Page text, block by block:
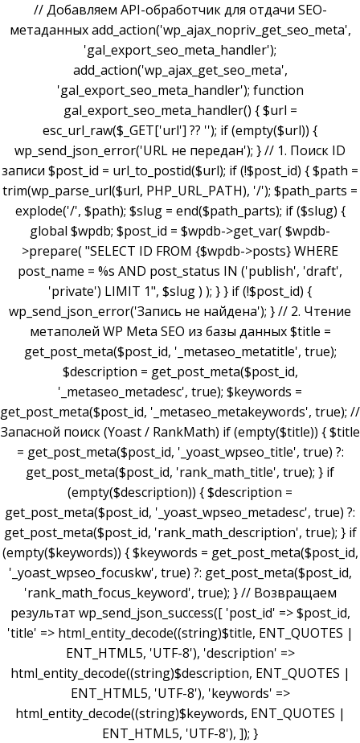
// Добавляем API-обработчик для отдачи SEO-
метаданных add_action('wp_ajax_nopriv_get_seo_meta',
'gal_export_seo_meta_handler');
add_action('wp_ajax_get_seo_meta',
'gal_export_seo_meta_handler'); function
gal_export_seo_meta_handler() { $url =
esc_url_raw($_GET['url'] ?? ''); if (empty($url)) {
wp_send_json_error('URL не передан'); } // 1. Поиск ID
записи $post_id = url_to_postid($url); if (!$post_id) { $path =
trim(wp_parse_url($url, PHP_URL_PATH), '/'); $path_parts =
explode('/', $path); $slug = end($path_parts); if ($slug) {
global $wpdb; $post_id = $wpdb->get_var( $wpdb-
>prepare( "SELECT ID FROM {$wpdb->posts} WHERE
post_name = %s AND post_status IN ('publish', 'draft',
'private') LIMIT 1", $slug ) ); } } if (!$post_id) {
wp_send_json_error('Запись не найдена'); } // 2. Чтение
метаполей WP Meta SEO из базы данных $title =
get_post_meta($post_id, '_metaseo_metatitle', true);
$description = get_post_meta($post_id,
'_metaseo_metadesc', true); $keywords =
get_post_meta($post_id, '_metaseo_metakeywords', true); //
Запасной поиск (Yoast / RankMath) if (empty($title)) { $title
= get_post_meta($post_id, '_yoast_wpseo_title', true) ?:
get_post_meta($post_id, 'rank_math_title', true); } if
(empty($description)) { $description =
get_post_meta($post_id, '_yoast_wpseo_metadesc', true) ?:
get_post_meta($post_id, 'rank_math_description', true); } if
(empty($keywords)) { $keywords = get_post_meta($post_id,
'_yoast_wpseo_focuskw', true) ?: get_post_meta($post_id,
'rank_math_focus_keyword', true); } // Возвращаем
результат wp_send_json_success([ 'post_id' => $post_id,
'title' => html_entity_decode((string)$title, ENT_QUOTES |
ENT_HTML5, 'UTF-8'), 'description' =>
html_entity_decode((string)$description, ENT_QUOTES |
ENT_HTML5, 'UTF-8'), 'keywords' =>
html_entity_decode((string)$keywords, ENT_QUOTES |
ENT_HTML5, 'UTF-8'), ]); }